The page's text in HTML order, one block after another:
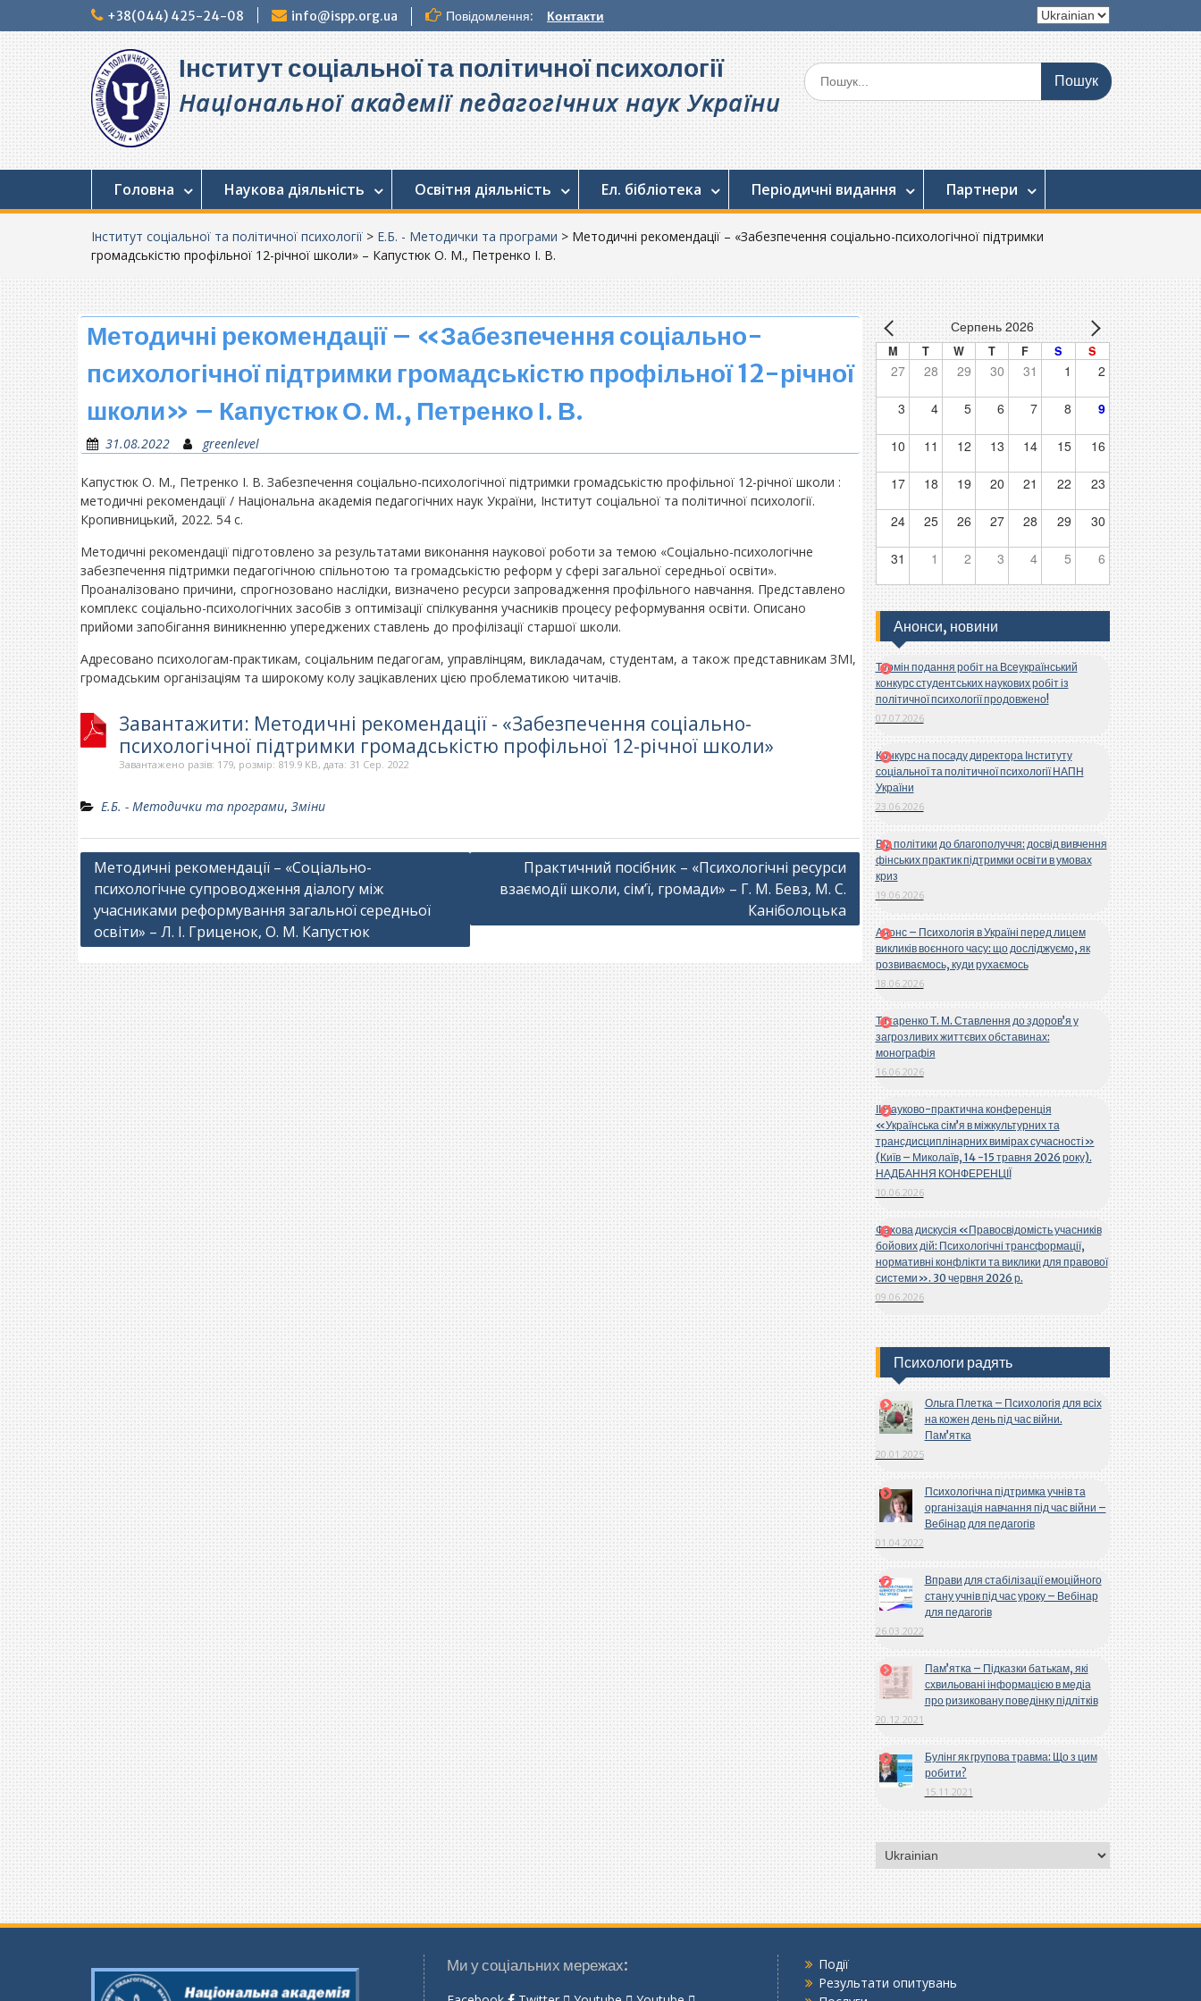
до
+38(044) 425-24-08 info@ispp.org.ua Повідомлення: Контакти
Вибрати
мову
Інститут соціальної та політичної психології
Національної академії педагогічних наук України
Шукати:
Головна Наукова діяльність Освітня діяльність Ел. бібліотека Періодичні видання Партнери
Інститут соціальної та політичної психології > Е.Б. - Методички та програми > Методичні рекомендації – «Забезпечення соціально-психологічної підтримки
громадськістю профільної 12-річної школи» – Капустюк О. М., Петренко І. В.
Методичні рекомендації – «Забезпечення соціально-
психологічної підтримки громадськістю профільної 12-річної
школи» – Капустюк О. М., Петренко І. В.
31.08.2022 greenlevel
Капустюк О. М., Петренко І. В. Забезпечення соціально-психологічної підтримки громадськістю профільної 12-річної школи :
методичні рекомендації / Національна академія педагогічних наук України, Інститут соціальної та політичної психології.
Кропивницький, 2022. 54 с.
Методичні рекомендації підготовлено за результатами виконання наукової роботи за темою «Соціально-психологічне
забезпечення підтримки педагогічною спільнотою та громадськістю реформ у сфері загальної середньої освіти».
Проаналізовано причини, спрогнозовано наслідки, визначено ресурси запровадження профільного навчання. Представлено
комплекс соціально-психологічних засобів з оптимізації спілкування учасників процесу реформування освіти. Описано
прийоми запобігання виникненню упереджених ставлень до профілізації старшої школи.
Адресовано психологам-практикам, соціальним педагогам, управлінцям, викладачам, студентам, а також представникам ЗМІ,
громадським організаціям та широкому колу зацікавлених цією проблематикою читачів.
Завантажити: Методичні рекомендації - «Забезпечення соціально-
психологічної підтримки громадськістю профільної 12-річної школи»
Завантажено разів: 179, розмір: 819.9 KB, дата: 31 Сер. 2022
Е.Б. - Методички та програми, Зміни
Навігація
записів
Методичні рекомендації – «Соціально-
психологічне супроводження діалогу між
учасниками реформування загальної середньої
освіти» – Л. І. Гриценок, О. М. Капустюк
Практичний посібник – «Психологічні ресурси
взаємодії школи, сім’ї, громади» – Г. М. Бевз, М. С.
Каніболоцька
Серпень 2026
M T W T F S S
27 28 29 30 31 1 2
3 4 5 6 7 8 9
10 11 12 13 14 15 16
17 18 19 20 21 22 23
24 25 26 27 28 29 30
31 1 2 3 4 5 6
Анонси, новини
Термін подання робіт на Всеукраїнський
конкурс студентських наукових робіт із
політичної психології продовжено!
07.07.2026
Конкурс на посаду директора Інституту
соціальної та політичної психології НАПН
України
23.06.2026
Від політики до благополуччя: досвід вивчення
фінських практик підтримки освіти в умовах
криз
19.06.2026
Анонс – Психологія в Україні перед лицем
викликів воєнного часу: що досліджуємо, як
розвиваємось, куди рухаємось
18.06.2026
Титаренко Т. М. Ставлення до здоров’я у
загрозливих життєвих обставинах:
монографія
16.06.2026
ІІ Науково-практична конференція
«Українська сім’я в міжкультурних та
трансдисциплінарних вимірах сучасності»
(Київ – Миколаїв, 14 -15 травня 2026 року).
НАДБАННЯ КОНФЕРЕНЦІЇ
10.06.2026
Фахова дискусія «Правосвідомість учасників
бойових дій: Психологічні трансформації,
нормативні конфлікти та виклики для правової
системи». 30 червня 2026 р.
09.06.2026
Психологи радять
Ольга Плетка – Психологія для всіх
на кожен день під час війни.
Пам’ятка
20.01.2025
Психологічна підтримка учнів та
організація навчання під час війни –
Вебінар для педагогів
01.04.2022
Вправи для стабілізації емоційного
стану учнів під час уроку – Вебінар
для педагогів
26.03.2022
Пам’ятка – Підказки батькам, які
схвильовані інформацією в медіа
про ризиковану поведінку підлітків
20.12.2021
Булінг як групова травма: Що з цим
робити?
15.11.2021
Вибрати
мову
Ми у соціальних мережах:
Події
Результати опитувань